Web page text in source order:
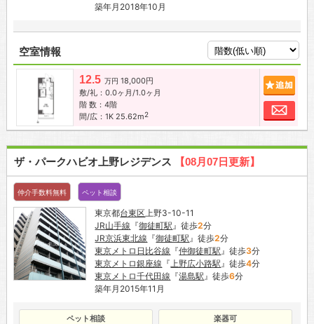
築年月2018年10月
空室情報
12.5 万円 18,000円
敷/礼：0.0ヶ月/1.0ヶ月
階 数：4階
間/広：1K 25.62m2
お
ザ・パークハビオ上野レジデンス 【08月07日更新】
仲介手数料無料 ペット相談
東京都台東区上野3-10-11
JR山手線 『御徒町駅』徒歩2分
JR京浜東北線 『御徒町駅』徒歩2分
東京メトロ日比谷線 『仲御徒町駅』徒歩3分
東京メトロ銀座線 『上野広小路駅』徒歩4分
東京メトロ千代田線 『湯島駅』徒歩6分
築年月2015年11月
ペット相談 楽器可